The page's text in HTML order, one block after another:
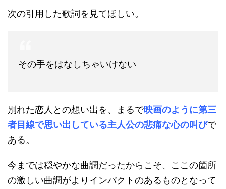
次の引用した歌詞を見てほしい。
その手をはなしちゃいけない
別れた恋人との想い出を、まるで映画のように第三
者目線で思い出している主人公の悲痛な心の叫びで
ある。
今までは穏やかな曲調だったからこそ、ここの箇所
の激しい曲調がよりインパクトのあるものとなって